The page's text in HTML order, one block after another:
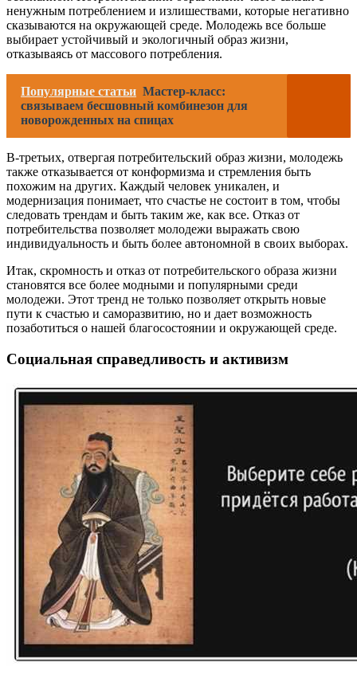
ненужным потреблением и излишествами, которые негативно
сказываются на окружающей среде. Молодежь все больше
выбирает устойчивый и экологичный образ жизни,
отказываясь от массового потребления.
Популярные статьи Мастер-класс:
связываем бесшовный комбинезон для
новорожденных на спицах
В-третьих, отвергая потребительский образ жизни, молодежь
также отказывается от конформизма и стремления быть
похожим на других. Каждый человек уникален, и
модернизация понимает, что счастье не состоит в том, чтобы
следовать трендам и быть таким же, как все. Отказ от
потребительства позволяет молодежи выражать свою
индивидуальность и быть более автономной в своих выборах.
Итак, скромность и отказ от потребительского образа жизни
становятся все более модными и популярными среди
молодежи. Этот тренд не только позволяет открыть новые
пути к счастью и саморазвитию, но и дает возможность
позаботиться о нашей благосостоянии и окружающей среде.
Социальная справедливость и активизм